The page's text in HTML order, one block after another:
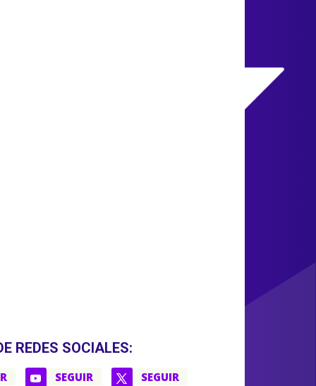
REDES SOCIALES:
SEGUIR SEGUIR